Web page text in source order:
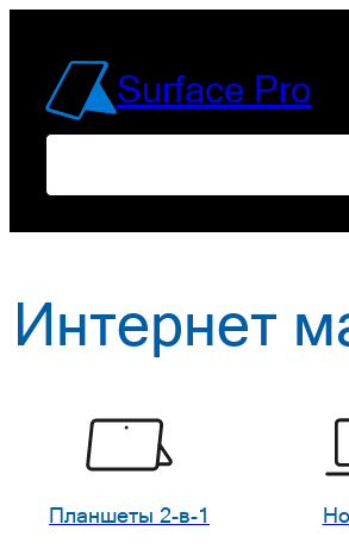
содержимомуSurface Pro
Интернет
Планшеты 2-в-1